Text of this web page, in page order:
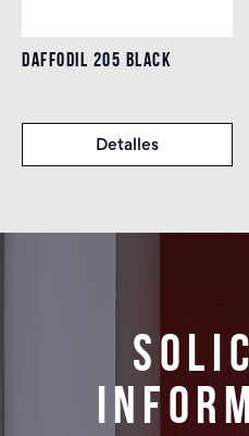
DAFFODIL 205 BLACK
Detalles